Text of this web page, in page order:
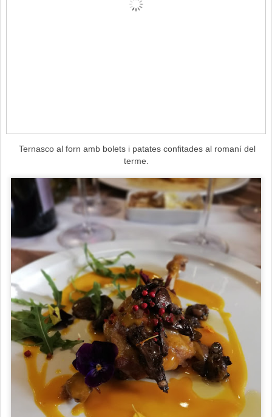
Ternasco al forn amb bolets i patates confitades al romaní del
terme.